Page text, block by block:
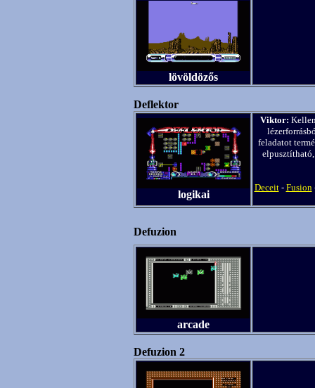
lövöldözős
Deflektor
logikai
Viktor:
feladatot
elpusztítható,
Deceit- Fusion
Defuzion
arcade
Defuzion 2